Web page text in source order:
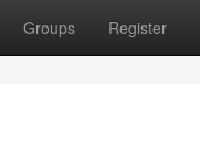
Groups Register